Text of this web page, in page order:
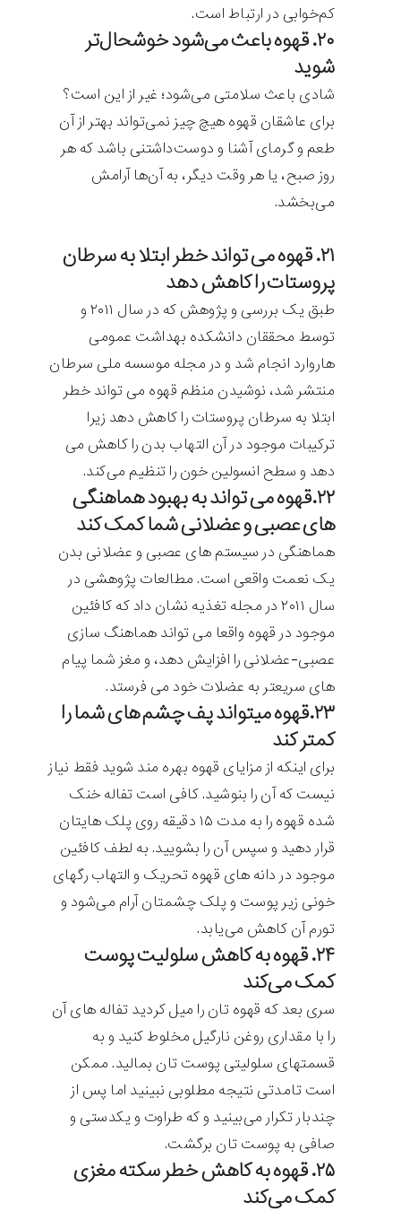
کم‌خوابی در ارتباط است.
۲۰. قهوه باعث می‌شود خوشحال‌تر
شوید
شادی باعث سلامتی می‌شود؛ غیر از این است؟
برای عاشقان قهوه هیچ چیز نمی‌تواند بهتر از آن
طعم و گرمای آشنا و دوست‌داشتنی باشد که هر
روز صبح، ‌یا هر وقت دیگر، به آن‌ها آرامش
می‌بخشد.
۲۱. قهوه می تواند خطر ابتلا به سرطان
پروستات را کاهش دهد
طبق یک بررسی و پژوهش که در سال ۲۰۱۱ و
توسط محققان دانشکده بهداشت عمومی
هاروارد انجام شد و در مجله موسسه ملی سرطان
منتشر شد، نوشیدن منظم قهوه می تواند خطر
ابتلا به سرطان پروستات را کاهش دهد زیرا
ترکیبات موجود در آن التهاب بدن را کاهش می
دهد و سطح انسولین خون را تنظیم می‌کند.
۲۲.قهوه می تواند به بهبود هماهنگی
های عصبی و عضلانی شما کمک کند
هماهنگی در سیستم های عصبی و عضلانی بدن
یک نعمت واقعی است. مطالعات پژوهشی در
سال ۲۰۱۱ در مجله تغذیه نشان داد که کافئین
موجود در قهوه واقعا می تواند هماهنگ سازی
عصبی-عضلانی را افزایش دهد، و مغز شما پیام
های سریعتر به عضلات خود می فرستد.
۲۳.قهوه میتواند پف چشم های شما را
کمتر کند
برای اینکه از مزایای قهوه بهره مند شوید فقط نیاز
نیست که آن را بنوشید. کافی است تفاله خنک
شده قهوه را به مدت ۱۵ دقیقه روی پلک هایتان
قرار دهید و سپس آن را بشویید. به لطف کافئین
موجود در دانه های قهوه تحریک و التهاب رگهای
خونی زیر پوست و پلک چشمتان آرام می‌شود و
تورم آن کاهش می‌یابد.
۲۴. قهوه به کاهش سلولیت پوست
کمک می‌کند
سری بعد که قهوه تان را میل کردید تفاله های آن
را با مقداری روغن نارگیل مخلوط کنید و به
قسمتهای سلولیتی پوست تان بمالید. ممکن
است تامدتی نتیجه مطلوبی نبینید اما پس از
چندبار تکرار می‌بینید و که طراوت و یکدستی و
صافی به پوست تان برگشت.
۲۵. قهوه به کاهش خطر سکته مغزی
کمک می‌کند